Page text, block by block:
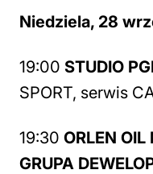
Niedziela, 28
19:00 STUDIO
SPORT, serwis
19:30 ORLEN OIL
GRUPA